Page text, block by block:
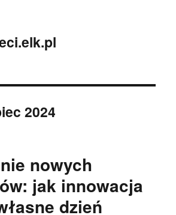
2024
nowych
jak innowacja
dzień